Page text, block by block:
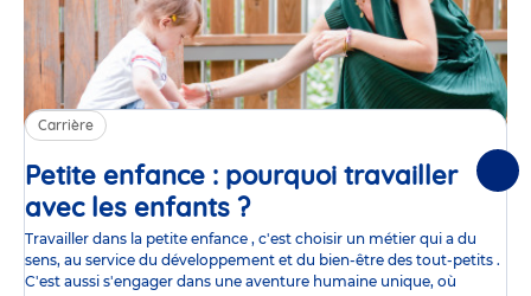
Carrière
Petite enfance : pourquoi travailler
avec les enfants ?Article
Travailler dans la petite enfance , c'est choisir un métier qui a du
sens, au service du développement et du bien-être des tout-petits .
C'est aussi s'engager dans une aventure humaine unique, où